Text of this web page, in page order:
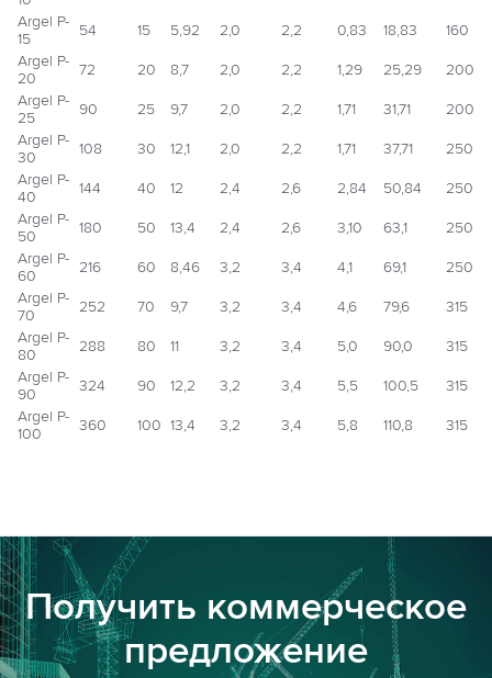
Argel P-
15
54 15 5,92 2,0 2,2 0,83 18,83
160
Argel P-
20
72 20 8,7 2,0 2,2 1,29 25,29
200
Argel P-
25
90 25 9,7 2,0 2,2 1,71 31,71
200
Argel P-
30
108 30 12,1 2,0 2,2 1,71 37,71
250
Argel P-
40
144 40 12 2,4 2,6 2,84 50,84
250
Argel P-
50
180 50 13,4 2,4 2,6 3,10 63,1
250
Argel P-
60
216 60 8,46 3,2 3,4 4,1 69,1
250
Argel P-
70
252 70 9,7 3,2 3,4 4,6 79,6
315
Argel P-
80
288 80 11 3,2 3,4 5,0 90,0
315
Argel P-
90
324 90 12,2 3,2 3,4 5,5 100,5
315
Argel P-
100
360 100 13,4 3,2 3,4 5,8 110,8 315
Получить коммерческое
предложение